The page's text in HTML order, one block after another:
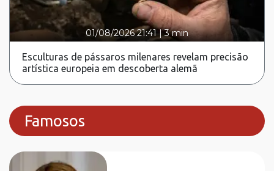
01/08/2026 21:41 |3 min
Esculturas de pássaros milenares revelam precisão
artística europeia em descoberta alemã
Famosos